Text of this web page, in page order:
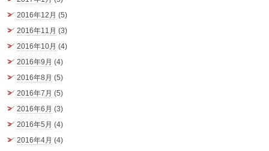
2016年12月 (5)
2016年11月 (3)
2016年10月 (4)
2016年9月 (4)
2016年8月 (5)
2016年7月 (5)
2016年6月 (3)
2016年5月 (4)
2016年4月 (4)